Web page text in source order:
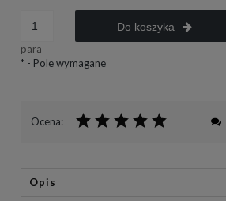
para
Do koszyka
* - Pole wymagane
Ocena:
Opis